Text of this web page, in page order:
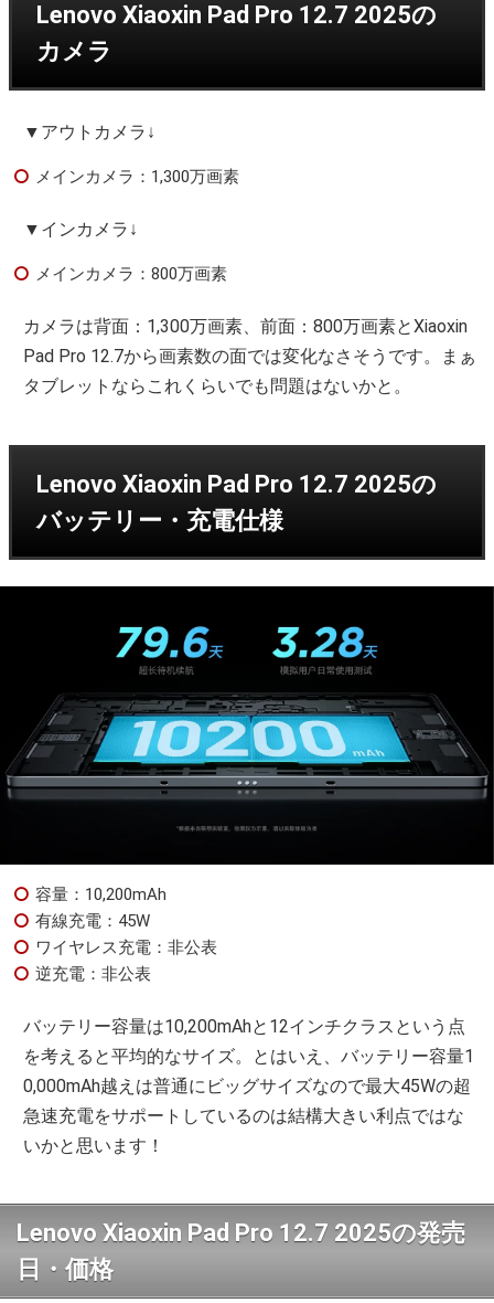
Lenovo Xiaoxin Pad Pro 12.7 2025の
カメラ
▼アウトカメラ↓
メインカメラ：1,300万画素
▼インカメラ↓
メインカメラ：800万画素
カメラは背面：1,300万画素、前面：800万画素とXiaoxin
Pad Pro 12.7から画素数の面では変化なさそうです。まぁ
タブレットならこれくらいでも問題はないかと。
Lenovo Xiaoxin Pad Pro 12.7 2025の
バッテリー・充電仕様
容量：10,200mAh
有線充電：45W
ワイヤレス充電：非公表
逆充電：非公表
バッテリー容量は10,200mAhと12インチクラスという点
を考えると平均的なサイズ。とはいえ、バッテリー容量1
0,000mAh越えは普通にビッグサイズなので最大45Wの超
急速充電をサポートしているのは結構大きい利点ではな
いかと思います！
Lenovo Xiaoxin Pad Pro 12.7 2025の発売
日・価格